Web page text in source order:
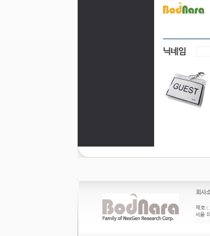
닉네임